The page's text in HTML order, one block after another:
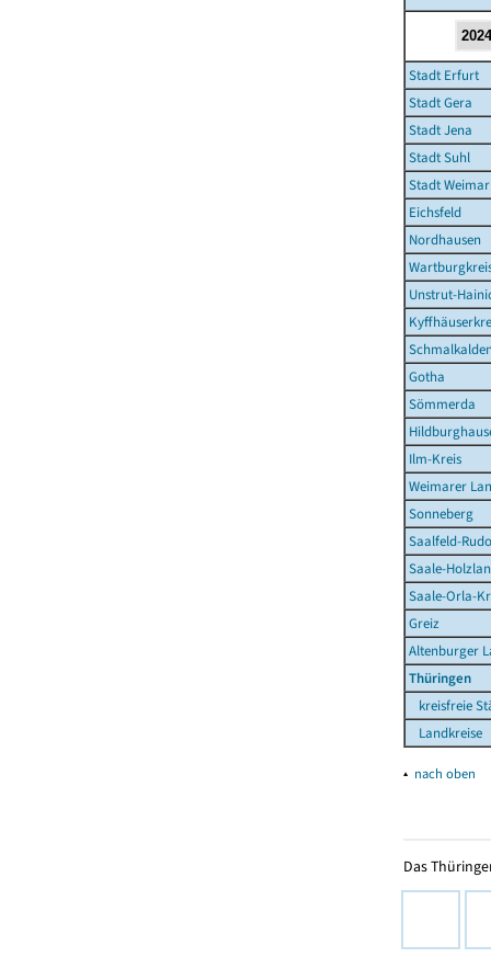
Stadt Erfurt
Stadt Gera
Stadt Jena
Stadt Suhl
Stadt Weimar
Eichsfeld
Nordhausen
Unstrut-
Gotha
Sömmerda
Ilm-Kreis
Weimarer
Sonneberg
Saalfeld-
Saale-
Saale-Orla-
Greiz
Altenburger
Thüringen
kreisfreie
Landkreise
▴ nach oben
Das